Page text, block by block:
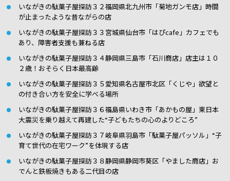
いながきの駄菓子屋探訪３２福岡県北九州市「菊地ガンモ店」時間
が止まったような昔ながらの店
いながきの駄菓子屋探訪３３宮城県仙台市「はぴcafe」カフェでも
あり、障害者支援も兼ねる店
いながきの駄菓子屋探訪３４静岡県三島市「石川商店」店主は１０
２歳！おそらく日本最高齢
いながきの駄菓子屋探訪３５愛知県名古屋市北区「くじや」欲望と
の付き合い方を安全に学べる場所
いながきの駄菓子屋探訪３６福島県いわき市「あかもの屋」東日本
大震災を乗り越えて再建した“子どもたちの心のよりどころ”
いながきの駄菓子屋探訪３７岐阜県羽島市「駄菓子屋パッソル」“子
育て世代の在宅ワーク”を体現する店
いながきの駄菓子屋探訪３８静岡県静岡市葵区「やました商店」お
でんと鉄板焼きもある二代目の店